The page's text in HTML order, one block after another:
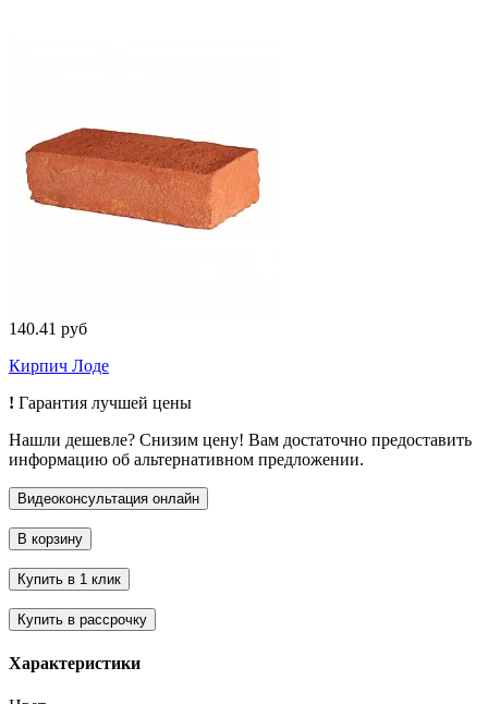
140.41 руб
Кирпич Лоде
! Гарантия лучшей цены
Нашли дешевле? Снизим цену! Вам достаточно предоставить
информацию об альтернативном предложении.
Характеристики